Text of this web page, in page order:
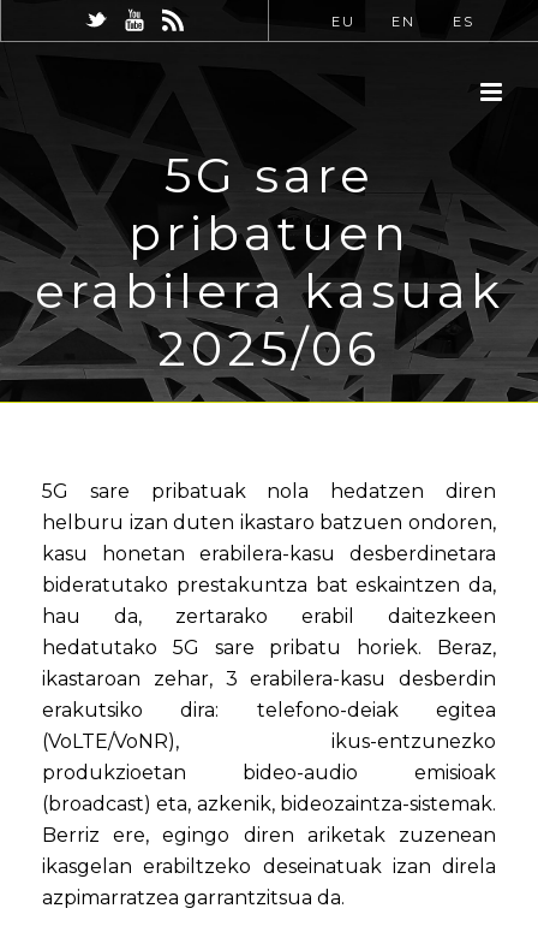
EU EN ES
5G sare
pribatuen
erabilera kasuak
2025/06
5G sare pribatuak nola hedatzen diren
helburu izan duten ikastaro batzuen ondoren,
kasu honetan erabilera-kasu desberdinetara
bideratutako prestakuntza bat eskaintzen da,
hau da, zertarako erabil daitezkeen
hedatutako 5G sare pribatu horiek. Beraz,
ikastaroan zehar, 3 erabilera-kasu desberdin
erakutsiko dira: telefono-deiak egitea
(VoLTE/VoNR), ikus-entzunezko
produkzioetan bideo-audio emisioak
(broadcast) eta, azkenik, bideozaintza-sistemak.
Berriz ere, egingo diren ariketak zuzenean
ikasgelan erabiltzeko deseinatuak izan direla
azpimarratzea garrantzitsua da.